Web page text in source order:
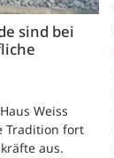
sind bei
Weiss
Tradition fort
aus.